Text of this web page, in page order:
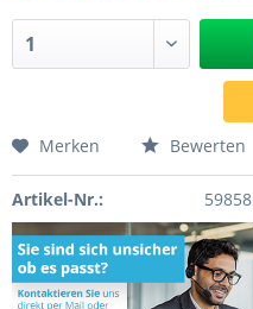
Merken Bewerten
Artikel-Nr.: 59858